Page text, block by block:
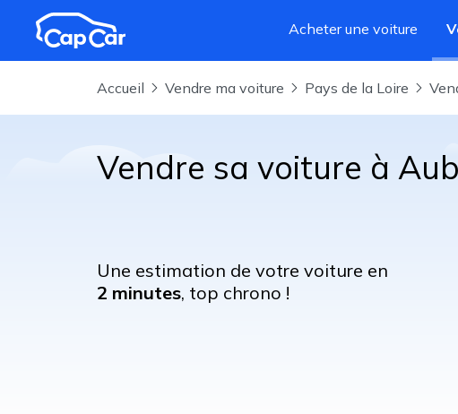
Aller au contenu principal
Acheter une voiture
Accueil Vendre ma voiture Pays de la Loire
Vendre sa voiture à
Une estimation de votre voiture en
2 minutes, top chrono !